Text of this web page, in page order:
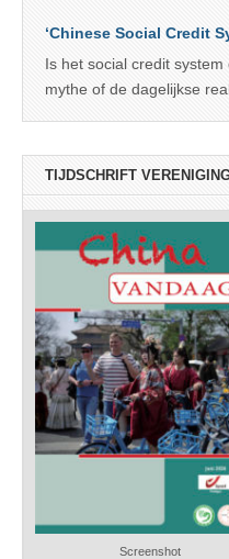
‘Chinese Social Credit
Is het social credit
mythe of de dagelijkse
TIJDSCHRIFT
Screenshot